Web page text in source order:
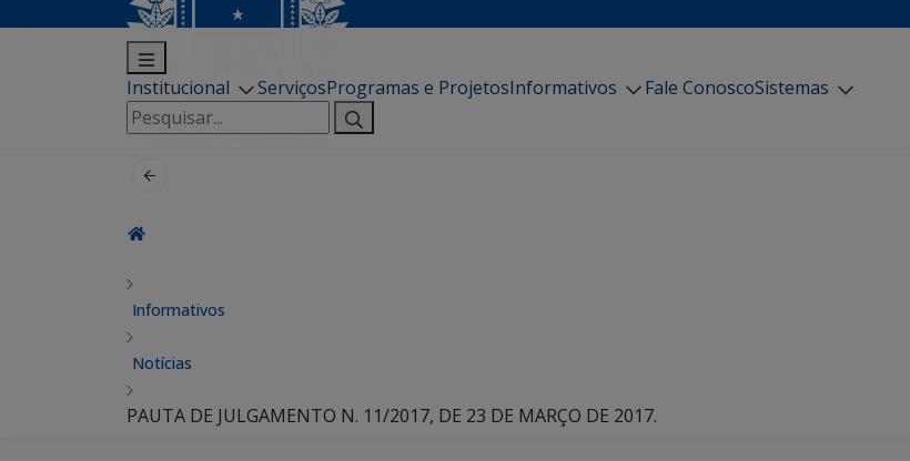
Institucional ServiçosProgramas e ProjetosInformativos Fale ConoscoSistemas
Pesquisar
por:
Informativos
Notícias
PAUTA DE JULGAMENTO N. 11/2017, DE 23 DE MARÇO DE 2017.